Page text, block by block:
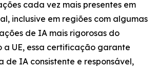
cada vez mais presentes em
inclusive em regiões com algumas
de IA mais rigorosas do
a UE, essa certificação garante
de IA consistente e responsável,